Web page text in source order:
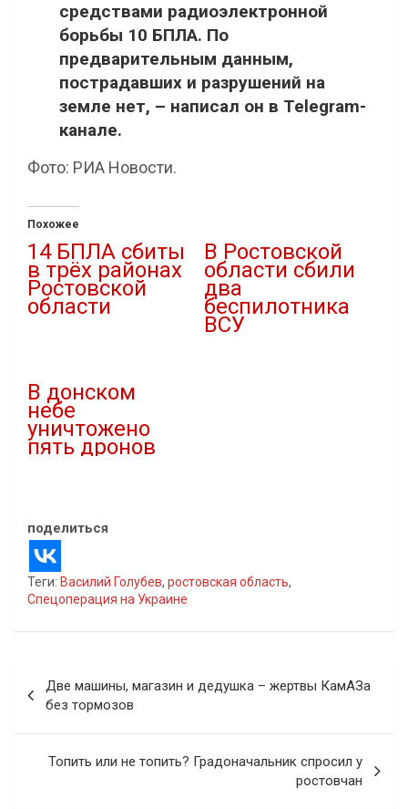
средствами радиоэлектронной
борьбы 10 БПЛА. По
предварительным данным,
пострадавших и разрушений на
земле нет, – написал он в Telegram-
канале.
Фото: РИА Новости.
Похожее
14 БПЛА сбиты
в трёх районах
Ростовской
области
В Ростовской
области сбили
два
беспилотника
ВСУ
В донском
небе
уничтожено
пять дронов
поделиться
Теги: Василий Голубев, ростовская область,
Спецоперация на Украине
по
записям
Две машины, магазин и дедушка – жертвы КамАЗа
без тормозов
Топить или не топить? Градоначальник спросил у
ростовчан